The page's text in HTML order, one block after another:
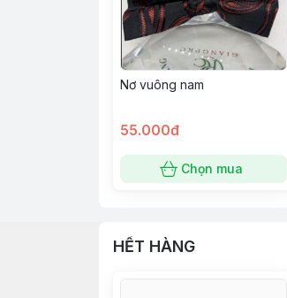
Nơ vuông nam
55.000đ
Chọn mua
HẾT HÀNG